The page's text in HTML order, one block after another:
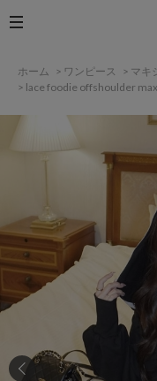
ホーム > ワンピース > マキ
> lace foodie offshoulder